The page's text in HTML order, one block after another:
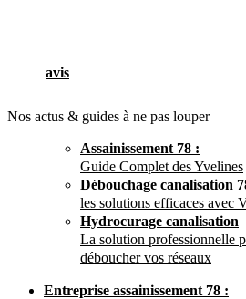
avis
Nos actus & guides à ne pas louper
Assainissement 78 :
Guide Complet des Yvelines
Débouchage canalisation
les solutions efficaces avec
Hydrocurage canalisation
La solution professionnelle
déboucher vos réseaux
Entreprise assainissement 78 :